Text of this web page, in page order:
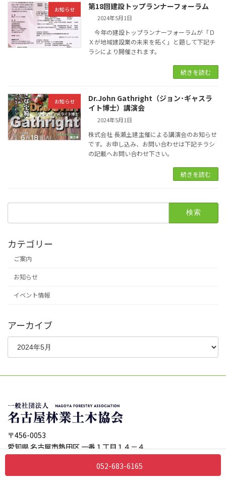
お知らせ 第18回建設トップランナーフォーラム
2024年5月1日
今年の建設トップランナーフォーラムが「Ｄ
Ｘが地域建設業の未来を拓く」と題して下記チ
ラシにより開催されます。
続きを読む
お知らせ
Dr.John Gathright（ジョン･ギャスラ
イト博士）講演会
2024年5月1日
株式会社 長瀬土建主催による講演会のお知らせ
です。お申し込み、お問い合わせは下記チラシ
の記載へお問い合わせ下さい。
続きを読む
カテゴリー
ご案内
お知らせ
イベント情報
アーカイブ
ア
カ
ブ
〒456-0053
愛知県 名古屋市熱田区 一番１丁目１４－４
052-683-6165